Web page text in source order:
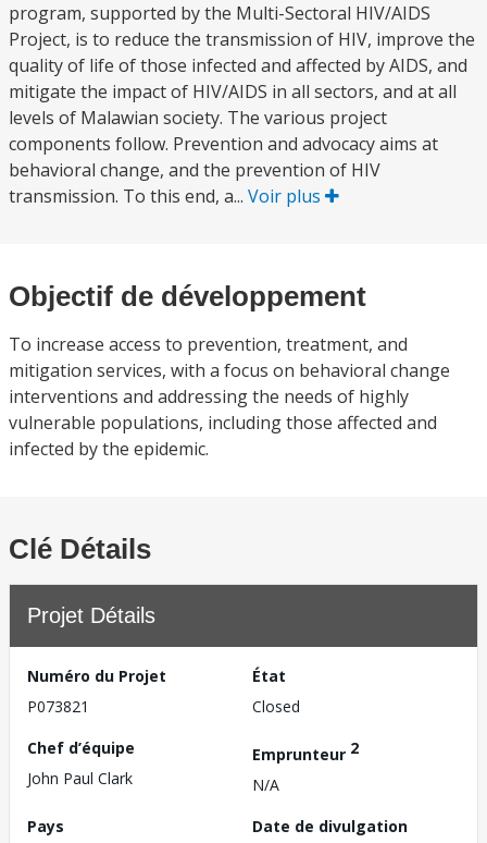
program, supported by the Multi-Sectoral HIV/AIDS
Project, is to reduce the transmission of HIV, improve the
quality of life of those infected and affected by AIDS, and
mitigate the impact of HIV/AIDS in all sectors, and at all
levels of Malawian society. The various project
components follow. Prevention and advocacy aims at
behavioral change, and the prevention of HIV
transmission. To this end, a... Voir plus
Objectif de développement
To increase access to prevention, treatment, and
mitigation services, with a focus on behavioral change
interventions and addressing the needs of highly
vulnerable populations, including those affected and
infected by the epidemic.
Clé Détails
Projet Détails
Numéro du Projet
P073821
État
Closed
Chef d’équipe
John Paul Clark
Emprunteur 2
N/A
Pays
Date de divulgation